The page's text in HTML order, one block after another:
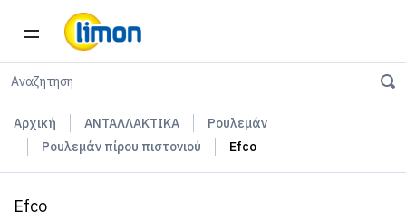
Αρχική ΑΝΤΑΛΛΑΚΤΙΚΑ
Ρουλεμάν
Ρουλεμάν πίρου πιστονιού
Efco
Efco